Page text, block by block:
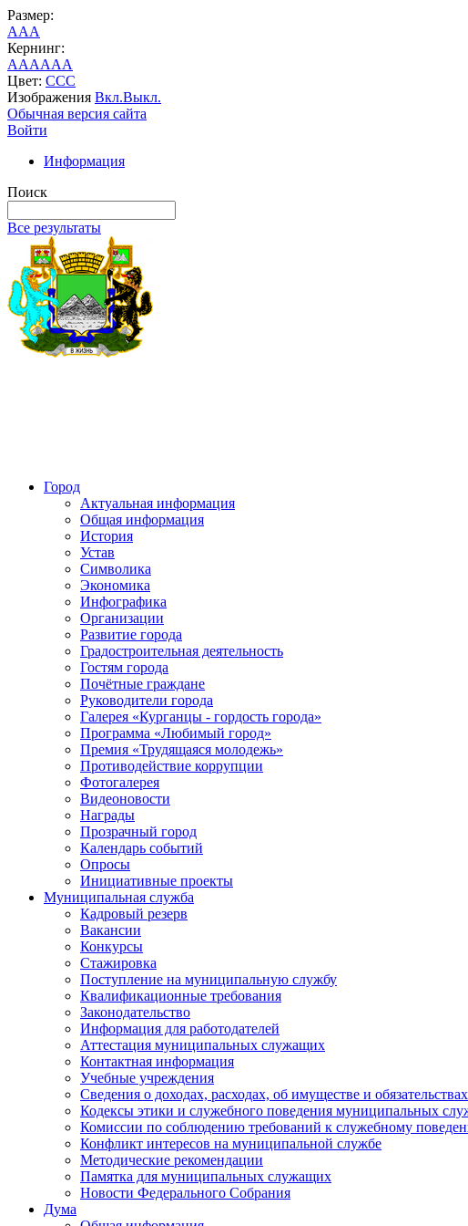
Размер:
AAA
Кернинг:
AAAAAA
Цвет: CCC
Изображения Вкл.Выкл.
Обычная версия сайта
Войти
Информация
Поиск
Все результаты
Город
Актуальная информация
Общая информация
История
Устав
Символика
Экономика
Инфографика
Организации
Развитие города
Градостроительная деятельность
Гостям города
Почётные граждане
Руководители города
Галерея «Курганцы - гордость города»
Программа «Любимый город»
Премия «Трудящаяся молодежь»
Противодействие коррупции
Фотогалерея
Видеоновости
Награды
Прозрачный город
Календарь событий
Опросы
Инициативные проекты
Муниципальная служба
Кадровый резерв
Вакансии
Конкурсы
Стажировка
Поступление на муниципальную службу
Квалификационные требования
Законодательство
Информация для работодателей
Аттестация муниципальных служащих
Контактная информация
Учебные учреждения
Сведения о доходах, расходах, об имуществе и
Кодексы этики и служебного поведения муниципальных
Комиссии по соблюдению требований к служебному
Конфликт интересов на муниципальной службе
Методические рекомендации
Памятка для муниципальных служащих
Новости Федерального Cобрания
Дума